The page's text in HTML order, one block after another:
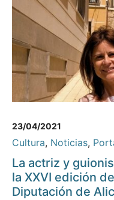
23/04/2021
Cultura, Noticias,
La actriz y
la XXVI edición
Diputación de